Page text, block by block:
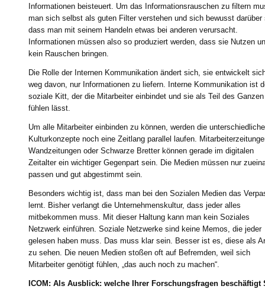
Informationen beisteuert. Um das Informationsrauschen zu filtern
man sich selbst als guten Filter verstehen und sich bewusst darüber
dass man mit seinem Handeln etwas bei anderen verursacht.
Informationen müssen also so produziert werden, dass sie Nutzen
kein Rauschen bringen.
Die Rolle der Internen Kommunikation ändert sich, sie entwickelt
weg davon, nur Informationen zu liefern. Interne Kommunikation ist
soziale Kitt, der die Mitarbeiter einbindet und sie als Teil des Ganzen
fühlen lässt.
Um alle Mitarbeiter einbinden zu können, werden die
Kulturkonzepte noch eine Zeitlang parallel laufen.
Wandzeitungen oder Schwarze Bretter können gerade im digitalen
Zeitalter ein wichtiger Gegenpart sein. Die Medien müssen nur
passen und gut abgestimmt sein.
Besonders wichtig ist, dass man bei den Sozialen Medien das
lernt. Bisher verlangt die Unternehmenskultur, dass jeder alles
mitbekommen muss. Mit dieser Haltung kann man kein Soziales
Netzwerk einführen. Soziale Netzwerke sind keine Memos, die jeder
gelesen haben muss. Das muss klar sein. Besser ist es, diese als
zu sehen. Die neuen Medien stoßen oft auf Befremden, weil sich
Mitarbeiter genötigt fühlen, „das auch noch zu machen“.
ICOM: Als Ausblick: welche Ihrer Forschungsfragen beschäftigt